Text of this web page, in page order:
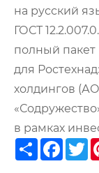
на русский
ГОСТ
полный
для
холдингов
в рамках
Share